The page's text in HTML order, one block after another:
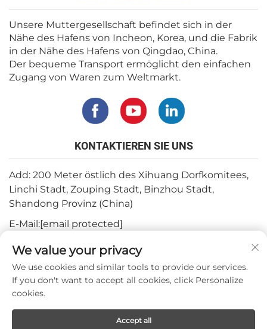
Unsere Muttergesellschaft befindet sich in der
Nähe des Hafens von Incheon, Korea, und die Fabrik
in der Nähe des Hafens von Qingdao, China.
Der bequeme Transport ermöglicht den einfachen
Zugang von Waren zum Weltmarkt.
KONTAKTIEREN SIE UNS
Add: 200 Meter östlich des Xihuang Dorfkomitees,
Linchi Stadt, Zouping Stadt, Binzhou Stadt,
Shandong Provinz (China)
E-Mail:[email protected]
Tel.: +82-3180427370
Telefon:+86-15564344404
WhatsApp: +82-1022396668
Urheberrecht © 2024 Mepro Medical Co.,Ltd.
We value your privacy
We use cookies and similar tools to provide our services.
If you don't want to accept all cookies, click Personalize
cookies.
Accept all